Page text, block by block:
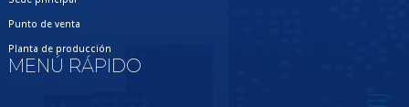
Punto de venta
Planta de producción
MENÚ RÁPIDO